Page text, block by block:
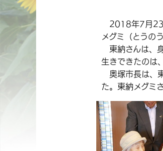
2018年7月23
メグミ（とうの
東納さんは、
生きできたのは
奥塚市長は、
た。東納メグミ